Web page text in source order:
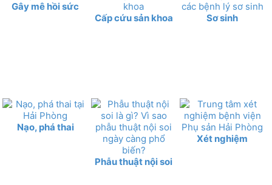
Gây mê hồi sức
Cấp cứu sản khoa
Sơ sinh
Nạo, phá thai
Phẫu thuật nội soi
Xét nghiệm